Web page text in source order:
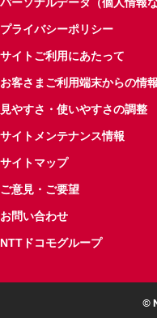
プライバシーポリシー
サイトご利用にあたって
お客さまご利用端末からの情
見やすさ・使いやすさの調整
サイトメンテナンス情報
サイトマップ
ご意見・ご要望
お問い合わせ
NTTドコモグループ
©